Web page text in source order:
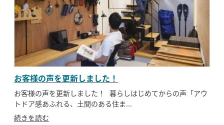
お客様の声を更新しました！
お客様の声を更新しました！ 暮らしはじめてからの声「アウ
トドア感あふれる、土間のある住ま...
続きを読む